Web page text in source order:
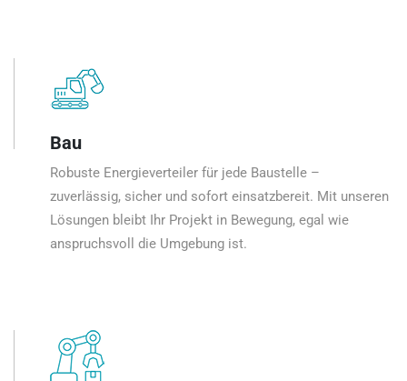
Bau
Robuste Energieverteiler für jede Baustelle –
zuverlässig, sicher und sofort einsatzbereit. Mit unseren
Lösungen bleibt Ihr Projekt in Bewegung, egal wie
anspruchsvoll die Umgebung ist.